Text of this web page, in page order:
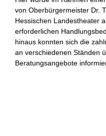
von Oberbürgermeister Dr.
Hessischen Landestheater
erforderlichen
hinaus konnten sich die
an verschiedenen Ständen
Beratungsangebote